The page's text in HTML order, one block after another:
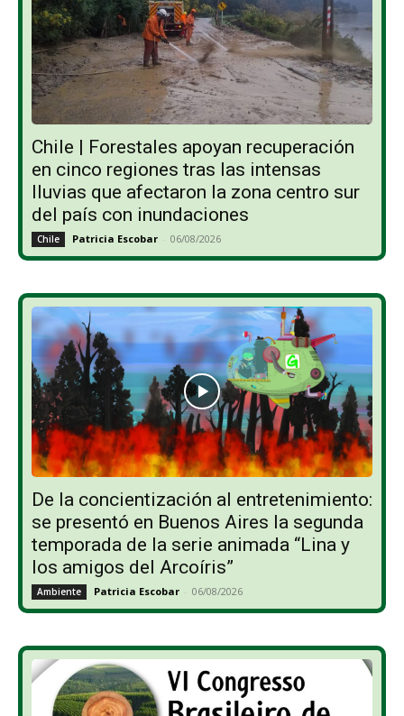
Chile | Forestales apoyan recuperación
en cinco regiones tras las intensas
lluvias que afectaron la zona centro sur
del país con inundaciones
Chile Patricia Escobar - 06/08/2026
De la concientización al entretenimiento:
se presentó en Buenos Aires la segunda
temporada de la serie animada “Lina y
los amigos del Arcoíris”
Ambiente Patricia Escobar - 06/08/2026